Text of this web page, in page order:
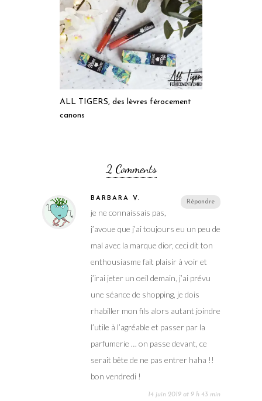
ALL TIGERS, des lèvres férocement
canons
2 Comments
Répondre
BARBARA V.
je ne connaissais pas,
j’avoue que j’ai toujours eu un peu de
mal avec la marque dior, ceci dit ton
enthousiasme fait plaisir à voir et
j’irai jeter un oeil demain, j’ai prévu
une séance de shopping, je dois
rhabiller mon fils alors autant joindre
l’utile à l’agréable et passer par la
parfumerie … on passe devant, ce
serait bête de ne pas entrer haha !!
bon vendredi !
14 juin 2019 at 9 h 43 min